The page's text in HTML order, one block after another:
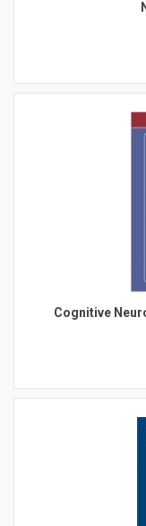
Cognitive